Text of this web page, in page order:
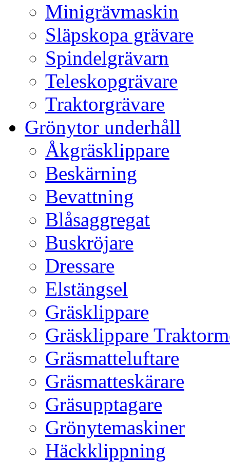
Minigrävmaskin
Släpskopa grävare
Spindelgrävarn
Teleskopgrävare
Traktorgrävare
Grönytor underhåll
Åkgräsklippare
Beskärning
Bevattning
Blåsaggregat
Buskröjare
Dressare
Elstängsel
Gräsklippare
Gräsklippare
Gräsmatteluftare
Gräsmatteskärare
Gräsupptagare
Grönytemaskiner
Häckklippning